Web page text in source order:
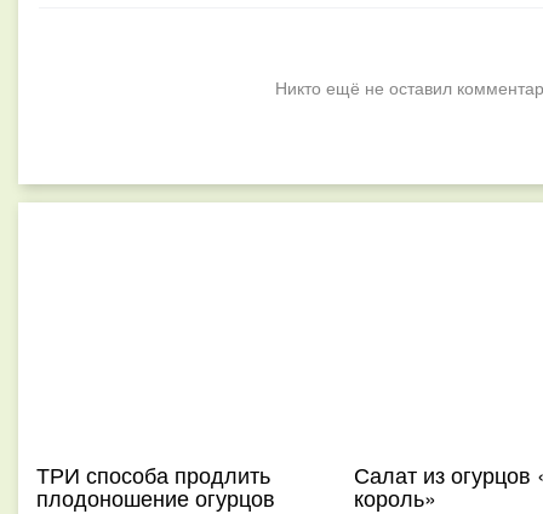
Никто ещё не оставил
ТРИ способа продлить
плодоношение огурцов
Салат из огурцов
король»